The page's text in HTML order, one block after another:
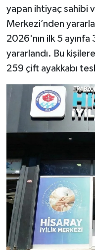
yapan ihtiyaç sahibi
Merkezi’nden
2026'nın ilk 5
yararlandı. Bu
259 çift ayakkabı